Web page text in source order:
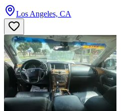
Los Angeles, CA